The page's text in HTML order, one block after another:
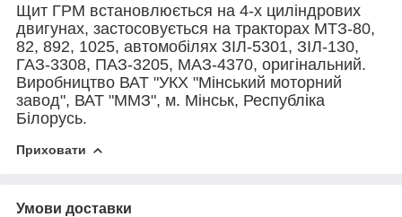
Щит ГРМ встановлюється на 4-х циліндрових
двигунах, застосовується на тракторах МТЗ-80,
82, 892, 1025, автомобілях ЗІЛ-5301, ЗІЛ-130,
ГАЗ-3308, ПАЗ-3205, МАЗ-4370, оригінальний.
Виробництво ВАТ "УКХ "Мінський моторний
завод", ВАТ "ММЗ", м. Мінськ, Республіка
Білорусь.
Приховати
Умови доставки